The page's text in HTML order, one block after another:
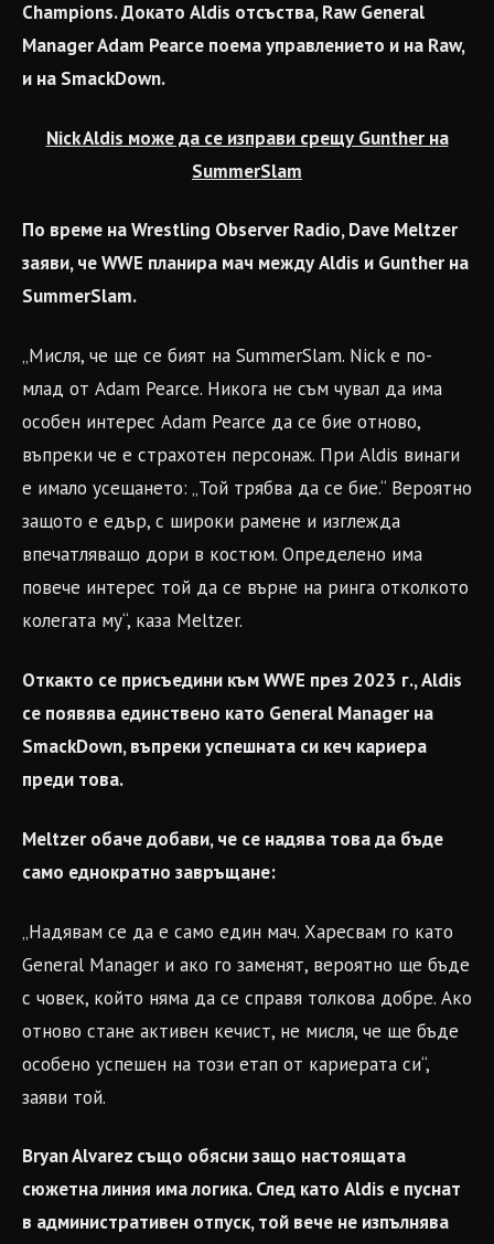
Champions. Докато Aldis отсъства, Raw General
Manager Adam Pearce поема управлението и на Raw,
и на SmackDown.
Nick Aldis може да се изправи срещу Gunther на
SummerSlam
По време на Wrestling Observer Radio, Dave Meltzer
заяви, че WWE планира мач между Aldis и Gunther на
SummerSlam.
„Мисля, че ще се бият на SummerSlam. Nick е по-
млад от Adam Pearce. Никога не съм чувал да има
особен интерес Adam Pearce да се бие отново,
въпреки че е страхотен персонаж. При Aldis винаги
е имало усещането: „Той трябва да се бие.“ Вероятно
защото е едър, с широки рамене и изглежда
впечатляващо дори в костюм. Определено има
повече интерес той да се върне на ринга отколкото
колегата му“, каза Meltzer.
Откакто се присъедини към WWE през 2023 г., Aldis
се появява единствено като General Manager на
SmackDown, въпреки успешната си кеч кариера
преди това.
Meltzer обаче добави, че се надява това да бъде
само еднократно завръщане:
„Надявам се да е само един мач. Харесвам го като
General Manager и ако го заменят, вероятно ще бъде
с човек, който няма да се справя толкова добре. Ако
отново стане активен кечист, не мисля, че ще бъде
особено успешен на този етап от кариерата си“,
заяви той.
Bryan Alvarez също обясни защо настоящата
сюжетна линия има логика. След като Aldis е пуснат
в административен отпуск, той вече не изпълнява